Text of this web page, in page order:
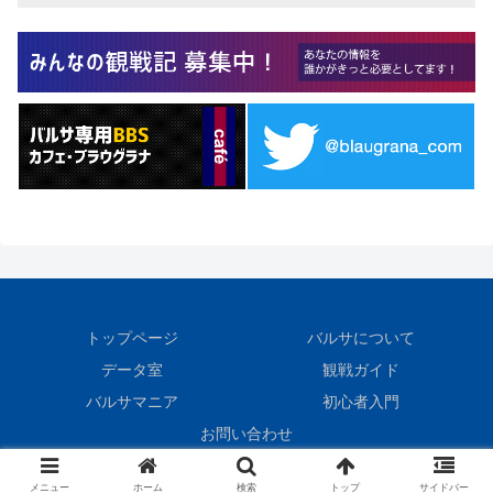
トップページ
バルサについて
データ室
観戦ガイド
バルサマニア
初心者入門
お問い合わせ
© 1999 BlauGrana.
メニュー ホーム 検索 トップ サイドバー